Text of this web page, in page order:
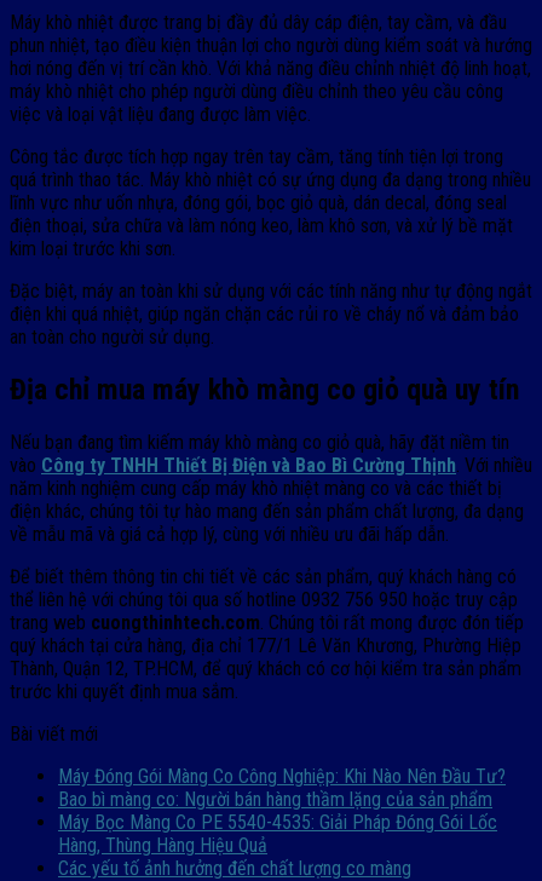
Máy khò nhiệt được trang bị đầy đủ dây cáp điện, tay cầm, và đầu
phun nhiệt, tạo điều kiện thuận lợi cho người dùng kiểm soát và hướng
hơi nóng đến vị trí cần khò. Với khả năng điều chỉnh nhiệt độ linh hoạt,
máy khò nhiệt cho phép người dùng điều chỉnh theo yêu cầu công
việc và loại vật liệu đang được làm việc.
Công tắc được tích hợp ngay trên tay cầm, tăng tính tiện lợi trong
quá trình thao tác. Máy khò nhiệt có sự ứng dụng đa dạng trong nhiều
lĩnh vực như uốn nhựa, đóng gói, bọc giỏ quà, dán decal, đóng seal
điện thoại, sửa chữa và làm nóng keo, làm khô sơn, và xử lý bề mặt
kim loại trước khi sơn.
Đặc biệt, máy an toàn khi sử dụng với các tính năng như tự động ngắt
điện khi quá nhiệt, giúp ngăn chặn các rủi ro về cháy nổ và đảm bảo
an toàn cho người sử dụng.
Địa chỉ mua máy khò màng co giỏ quà uy tín
Nếu bạn đang tìm kiếm máy khò màng co giỏ quà, hãy đặt niềm tin
vào Công ty TNHH Thiết Bị Điện và Bao Bì Cường Thịnh . Với nhiều
năm kinh nghiệm cung cấp máy khò nhiệt màng co và các thiết bị
điện khác, chúng tôi tự hào mang đến sản phẩm chất lượng, đa dạng
về mẫu mã và giá cả hợp lý, cùng với nhiều ưu đãi hấp dẫn.
Để biết thêm thông tin chi tiết về các sản phẩm, quý khách hàng có
thể liên hệ với chúng tôi qua số hotline 0932 756 950 hoặc truy cập
trang web cuongthinhtech.com . Chúng tôi rất mong được đón tiếp
quý khách tại cửa hàng, địa chỉ 177/1 Lê Văn Khương, Phường Hiệp
Thành, Quận 12, TP.HCM, để quý khách có cơ hội kiểm tra sản phẩm
trước khi quyết định mua sắm.
Bài viết mới
Máy Đóng Gói Màng Co Công Nghiệp: Khi Nào Nên Đầu Tư?
Bao bì màng co: Người bán hàng thầm lặng của sản phẩm
Máy Bọc Màng Co PE 5540-4535: Giải Pháp Đóng Gói Lốc
Hàng, Thùng Hàng Hiệu Quả
Các yếu tố ảnh hưởng đến chất lượng co màng